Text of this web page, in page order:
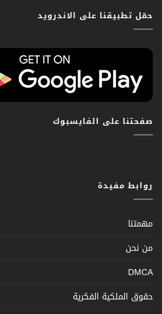
حمّل تطبيقنا على الاندرويد
صفحتنا على الفايسبوك
روابط مفيدة
مهمتنا
من نحن
DMCA
حقوق الملكية الفكرية